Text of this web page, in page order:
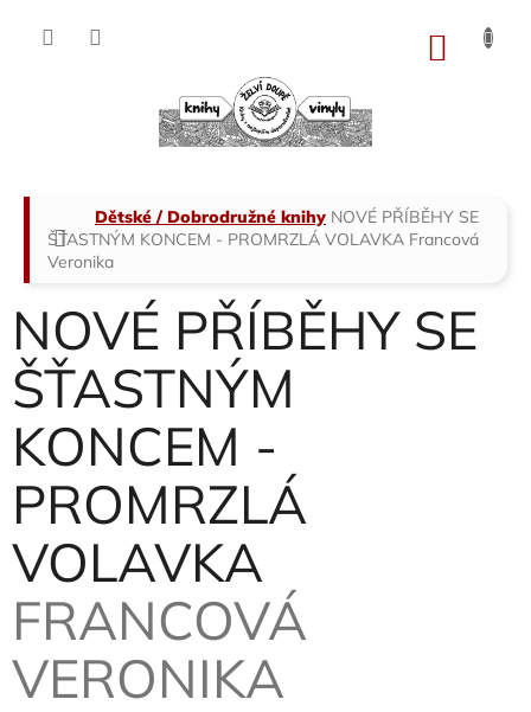
Domů
Dětské / Dobrodružné knihy NOVÉ PŘÍBĚHY SE
ŠŤASTNÝM KONCEM - PROMRZLÁ VOLAVKA Francová
Veronika
NOVÉ PŘÍBĚHY SE
ŠŤASTNÝM
KONCEM -
PROMRZLÁ
VOLAVKA
FRANCOVÁ
VERONIKA